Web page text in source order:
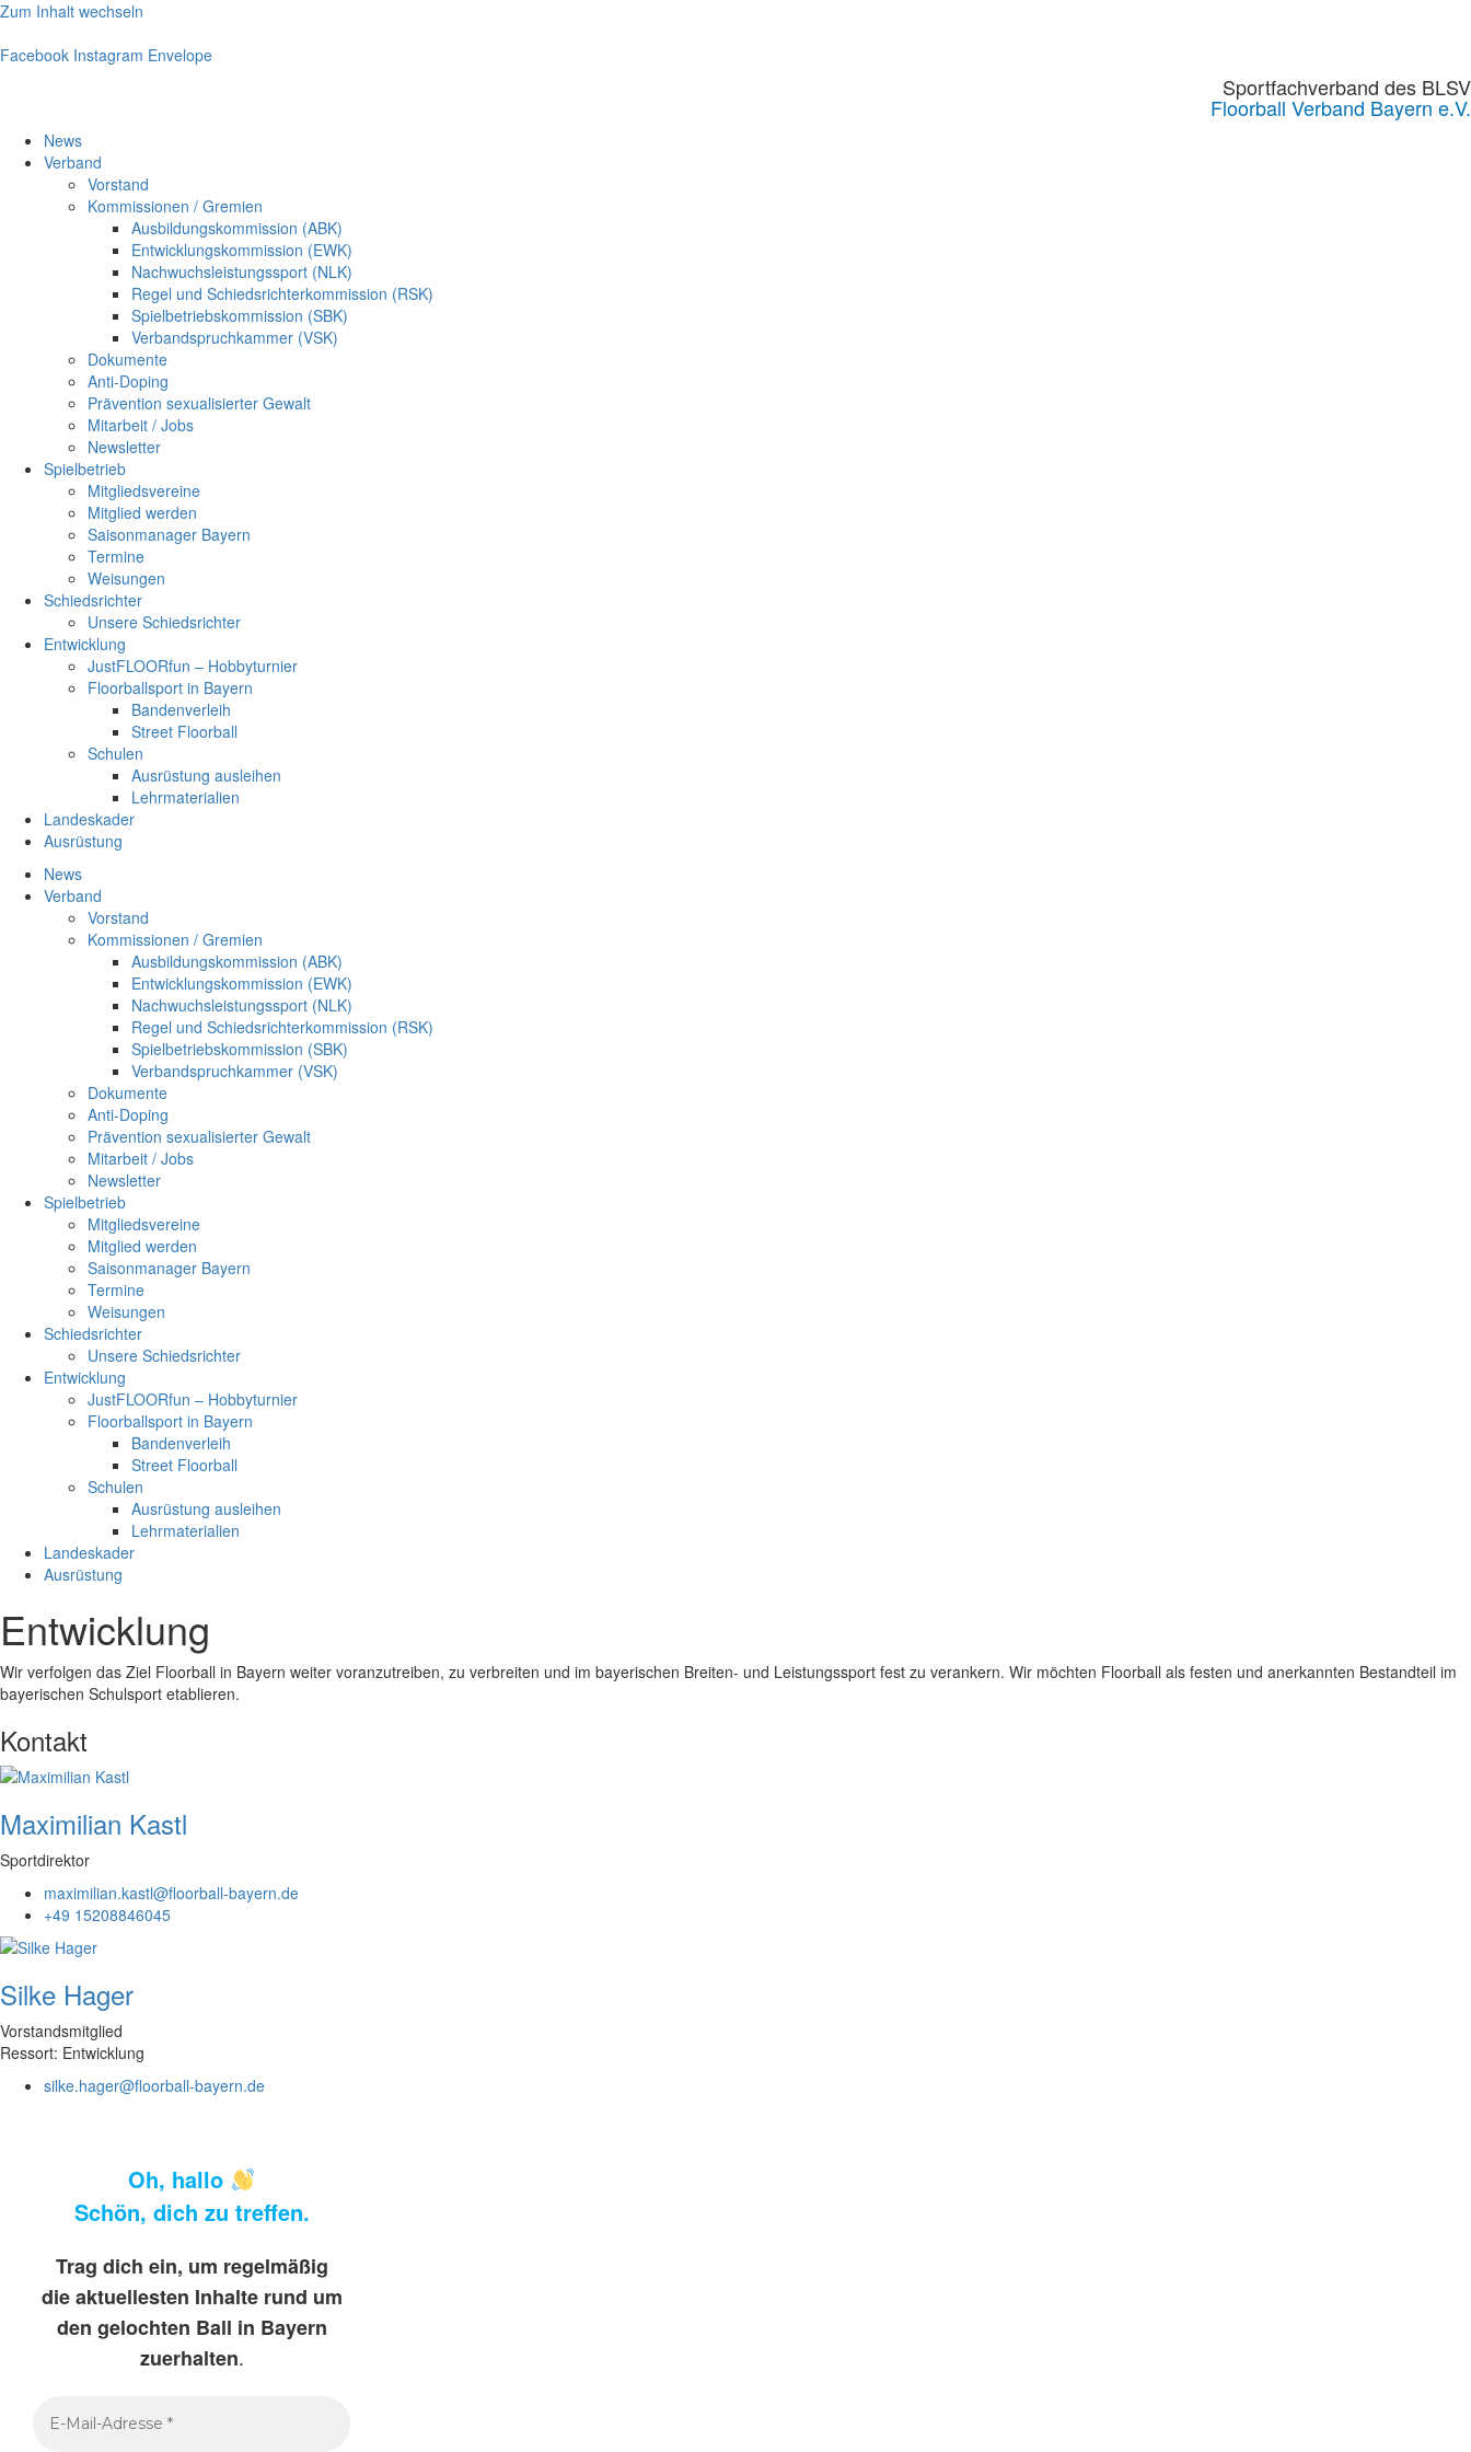
Zum Inhalt wechseln
Facebook Instagram Envelope
Sportfachverband des BLSV
Floorball Verband Bayern e.V.
News
Verband
Vorstand
Kommissionen / Gremien
Ausbildungskommission (ABK)
Entwicklungskommission (EWK)
Nachwuchsleistungssport (NLK)
Regel und Schiedsrichterkommission (RSK)
Spielbetriebskommission (SBK)
Verbandspruchkammer (VSK)
Dokumente
Anti-Doping
Prävention sexualisierter Gewalt
Mitarbeit / Jobs
Newsletter
Spielbetrieb
Mitgliedsvereine
Mitglied werden
Saisonmanager Bayern
Termine
Weisungen
Schiedsrichter
Unsere Schiedsrichter
Entwicklung
JustFLOORfun – Hobbyturnier
Floorballsport in Bayern
Bandenverleih
Street Floorball
Schulen
Ausrüstung ausleihen
Lehrmaterialien
Landeskader
Ausrüstung
News
Verband
Vorstand
Kommissionen / Gremien
Ausbildungskommission (ABK)
Entwicklungskommission (EWK)
Nachwuchsleistungssport (NLK)
Regel und Schiedsrichterkommission (RSK)
Spielbetriebskommission (SBK)
Verbandspruchkammer (VSK)
Dokumente
Anti-Doping
Prävention sexualisierter Gewalt
Mitarbeit / Jobs
Newsletter
Spielbetrieb
Mitgliedsvereine
Mitglied werden
Saisonmanager Bayern
Termine
Weisungen
Schiedsrichter
Unsere Schiedsrichter
Entwicklung
JustFLOORfun – Hobbyturnier
Floorballsport in Bayern
Bandenverleih
Street Floorball
Schulen
Ausrüstung ausleihen
Lehrmaterialien
Landeskader
Ausrüstung
Entwicklung
Wir verfolgen das Ziel Floorball in Bayern weiter voranzutreiben, zu verbreiten und im bayerischen Breiten- und Leistungssport fest zu verankern. Wir möchten Floorball als festen und anerkannten Bestandteil im
bayerischen Schulsport etablieren.
Kontakt
Maximilian Kastl
Sportdirektor
maximilian.kastl@floorball-bayern.de
+49 15208846045
Silke Hager
Vorstandsmitglied
Ressort: Entwicklung
silke.hager@floorball-bayern.de
Oh, hallo
Schön, dich zu treffen.
Trag dich ein, um regelmäßig
die aktuellesten Inhalte rund um
den gelochten Ball in Bayern
zuerhalten.